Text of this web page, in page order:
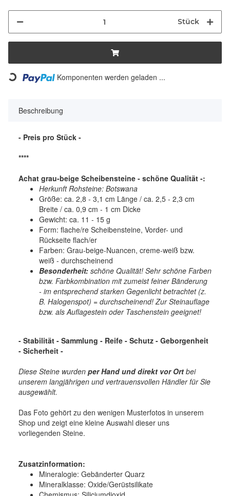
Stück
Loading... Komponenten werden geladen ...
Beschreibung
- Preis pro Stück -
****
Achat grau-beige Scheibensteine - schöne Qualität -:
Herkunft Rohsteine: Botswana
Größe: ca. 2,8 - 3,1 cm Länge / ca. 2,5 - 2,3 cm
Breite / ca. 0,9 cm - 1 cm Dicke
Gewicht: ca. 11 - 15 g
Form: flache/re Scheibensteine, Vorder- und
Rückseite flach/er
Farben: Grau-beige-Nuancen, creme-weiß bzw.
weiß - durchscheinend
Besonderheit: schöne Qualität! Sehr schöne Farben
bzw. Farbkombination mit zumeist feiner Bänderung
- im entsprechend starken Gegenlicht betrachtet (z.
B. Halogenspot) = durchscheinend! Zur Steinauflage
bzw. als Auflagestein oder Taschenstein geeignet!
- Stabilität - Sammlung - Reife - Schutz - Geborgenheit
- Sicherheit -
Diese Steine wurden per Hand und direkt vor Ort bei
unserem langjährigen und vertrauensvollen Händler für Sie
ausgewählt.
Das Foto gehört zu den wenigen Musterfotos in unserem
Shop und zeigt eine kleine Auswahl dieser uns
vorliegenden Steine.
Zusatzinformation:
Mineralogie: Gebänderter Quarz
Mineralklasse: Oxide/Gerüstsilikate